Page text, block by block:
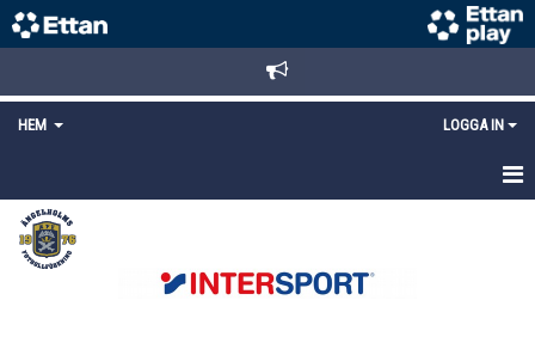
HEM LOGGA IN
STARTSIDA
NYHETER